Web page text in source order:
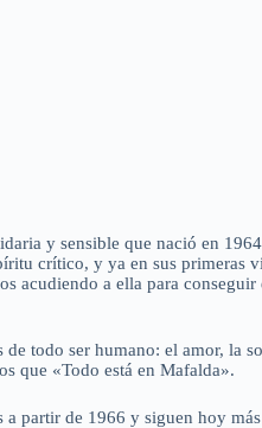
y sensible que nació en
crítico, y ya en sus primeras
acudiendo a ella para conseguir
todo ser humano: el amor, la
que «Todo está en Mafalda».
partir de 1966 y siguen hoy